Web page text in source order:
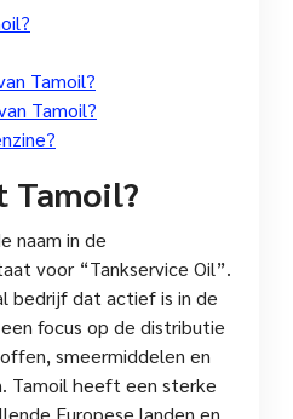
Tamoil?
Tamoil?
Tamoil?
naam in de
voor “Tankservice Oil”.
bedrijf dat actief is in de
focus op de distributie
smeermiddelen en
Tamoil heeft een sterke
Europese landen en